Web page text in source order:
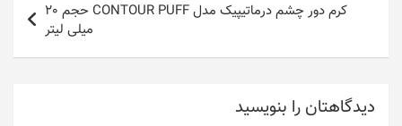
کرم دور چشم درماتیپیک مدل CONTOUR PUFF حجم 20
میلی لیتر
دیدگاهتان را بنویسید